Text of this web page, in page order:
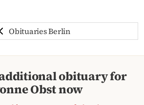
Obituaries Berlin
obituary for
Obst now